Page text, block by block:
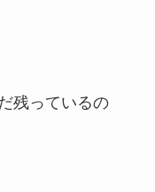
残っているの